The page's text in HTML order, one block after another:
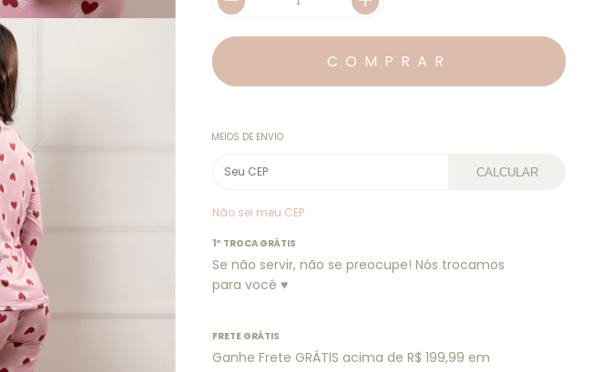
MEIOS DE ENVIO
CALCULAR
Não sei meu CEP
1º TROCA GRÁTIS
Se não servir, não se preocupe! Nós trocamos
para você ♥
FRETE GRÁTIS
Ganhe Frete GRÁTIS acima de R$ 199,99 em